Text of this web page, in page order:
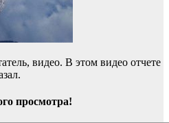
видео. В этом видео отчете
просмотра!